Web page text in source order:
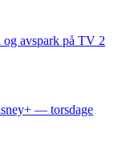
avspark på TV 2
— torsdage